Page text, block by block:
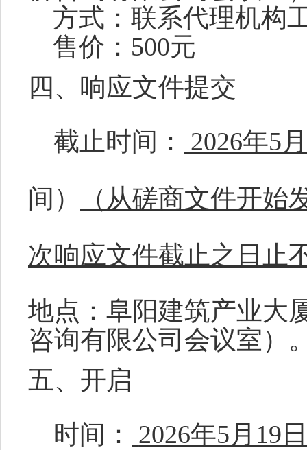
方式： 联系代理机构
售价： 500元
四、响应文件提交
截止时间：
2026年5
间）
（从磋商文件开
次响应文件截止之日止
地点： 阜阳建筑产业大
咨询有限公司会议室）
五、开启
时间：
2026年5月 19